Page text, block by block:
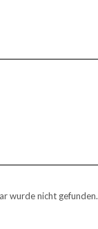
wurde nicht gefunden.